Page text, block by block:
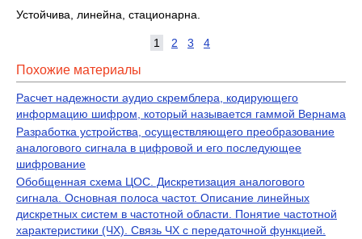
Устойчива, линейна, стационарна.
1 2 3 4
Похожие материалы
Расчет надежности аудио скремблера, кодирующего
информацию шифром, который называется гаммой Вернама
Разработка устройства, осуществляющего преобразование
аналогового сигнала в цифровой и его последующее
шифрование
Обобщенная схема ЦОС. Дискретизация аналогового
сигнала. Основная полоса частот. Описание линейных
дискретных систем в частотной области. Понятие частотной
характеристики (ЧХ). Связь ЧХ с передаточной функцией.